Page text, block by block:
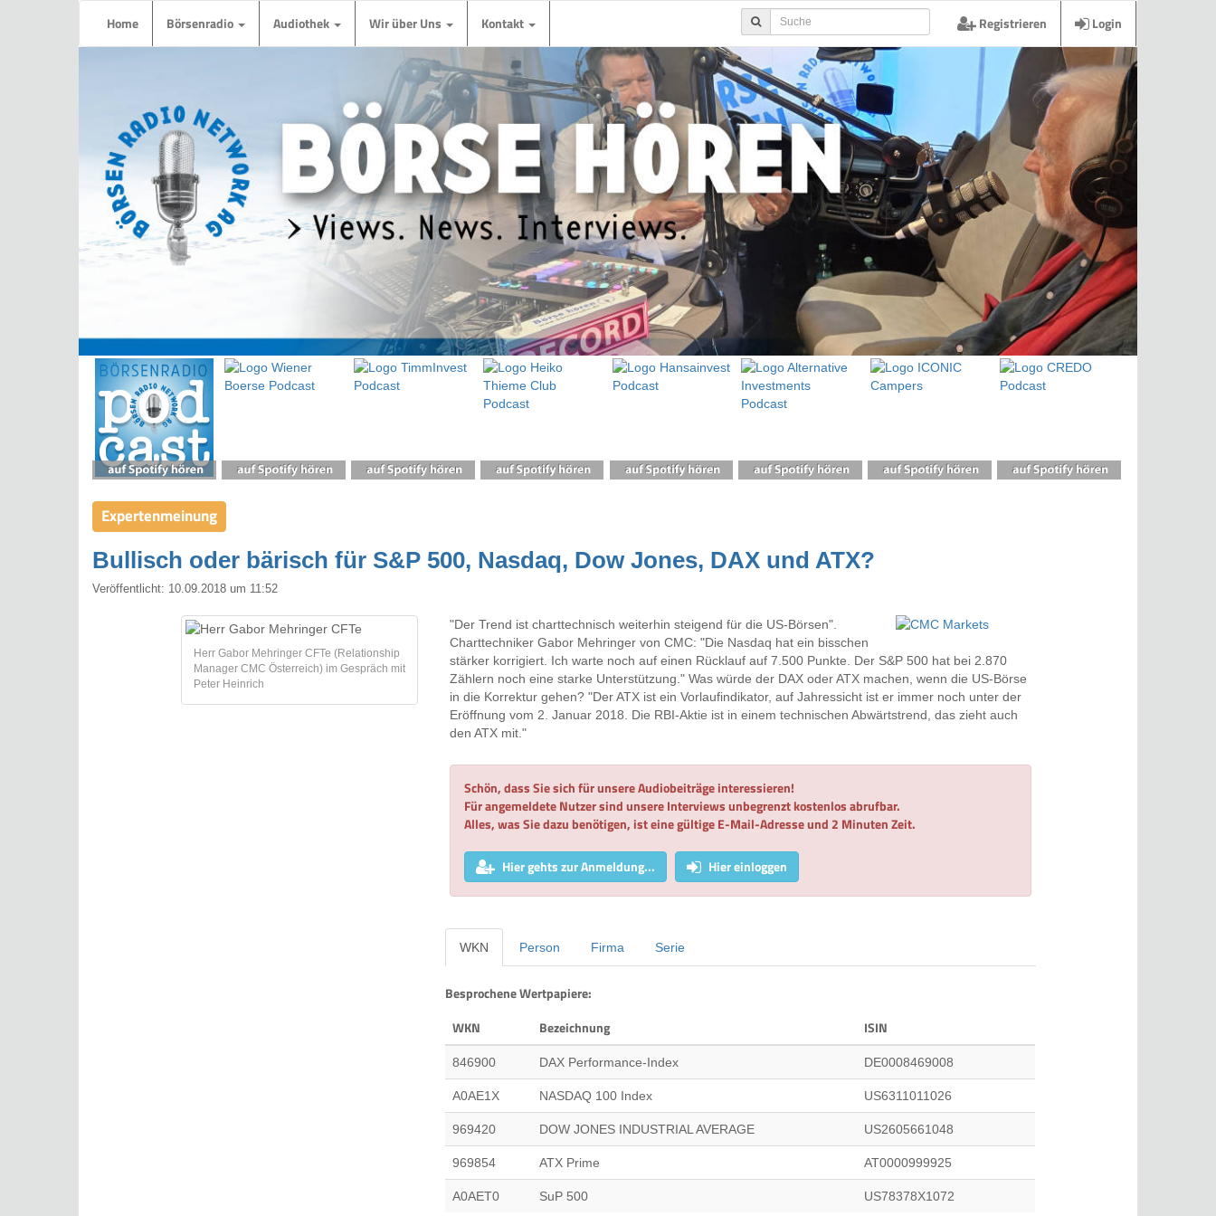
Home Börsenradio Audiothek Wir über Uns Kontakt Registrieren Login
Expertenmeinung
Bullisch oder bärisch für S&P 500, Nasdaq, Dow Jones, DAX und ATX?
Veröffentlicht: 10.09.2018 um 11:52
Herr Gabor Mehringer CFTe (Relationship
Manager CMC Österreich) im Gespräch mit
Peter Heinrich
"Der Trend ist charttechnisch weiterhin steigend für die US-Börsen".
Charttechniker Gabor Mehringer von CMC: "Die Nasdaq hat ein bisschen
stärker korrigiert. Ich warte noch auf einen Rücklauf auf 7.500 Punkte. Der S&P 500 hat bei 2.870
Zählern noch eine starke Unterstützung." Was würde der DAX oder ATX machen, wenn die US-Börse
in die Korrektur gehen? "Der ATX ist ein Vorlaufindikator, auf Jahressicht ist er immer noch unter der
Eröffnung vom 2. Januar 2018. Die RBI-Aktie ist in einem technischen Abwärtstrend, das zieht auch
den ATX mit."
Schön, dass Sie sich für unsere Audiobeiträge interessieren!
Für angemeldete Nutzer sind unsere Interviews unbegrenzt kostenlos abrufbar.
Alles, was Sie dazu benötigen, ist eine gültige E-Mail-Adresse und 2 Minuten Zeit.
Hier gehts zur Anmeldung... Hier einloggen
WKN Person Firma Serie
Besprochene Wertpapiere:
WKN
Bezeichnung ISIN
846900 DAX Performance-Index DE0008469008
A0AE1X NASDAQ 100 Index US6311011026
969420 DOW JONES INDUSTRIAL AVERAGE US2605661048
969854 ATX Prime AT0000999925
A0AET0 SuP 500 US78378X1072